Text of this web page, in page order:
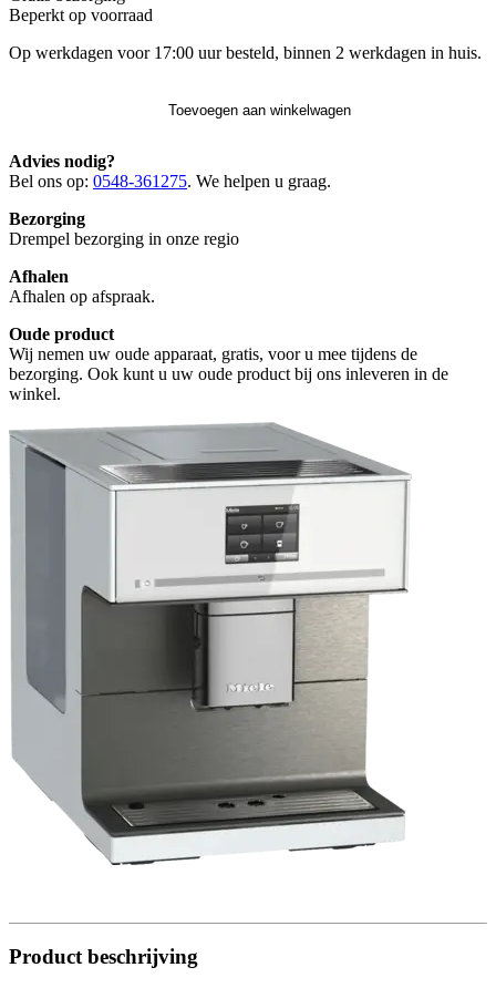
Beperkt op voorraad
Op werkdagen voor 17:00 uur besteld, binnen 2 werkdagen in huis.
Toevoegen aan winkelwagen
Advies nodig?
Bel ons op: 0548-361275. We helpen u graag.
Bezorging
Drempel bezorging in onze regio
Afhalen
Afhalen op afspraak.
Oude product
Wij nemen uw oude apparaat, gratis, voor u mee tijdens de
bezorging. Ook kunt u uw oude product bij ons inleveren in de
winkel.
Product beschrijving